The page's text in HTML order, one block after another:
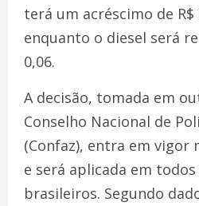
terá um acréscimo de
enquanto o diesel será
0,06.
A decisão, tomada em
Conselho Nacional de
(Confaz), entra em vigor
e será aplicada em
brasileiros. Segundo